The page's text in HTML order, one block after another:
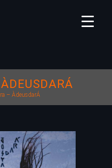
– ÀdeusdarÁ